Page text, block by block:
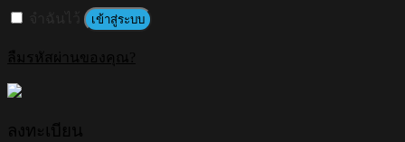
เข้าสู่ระบบ
ลืมรหัสผ่านของคุณ?
ลงทะเบียน